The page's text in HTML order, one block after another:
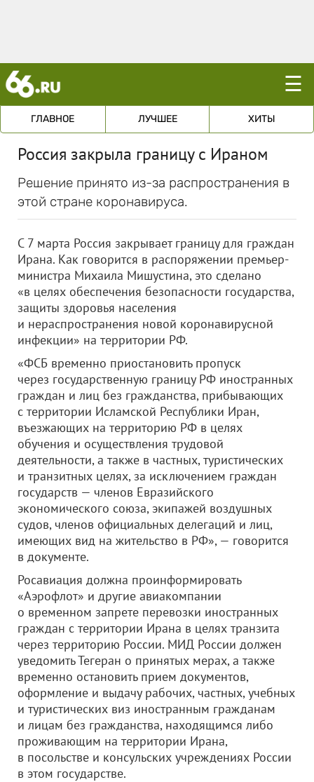
☰
ГЛАВНОЕ ЛУЧШЕЕ ХИТЫ
Россия закрыла границу с Ираном
Решение принято из-за распространения в
этой стране коронавируса.
С 7 марта Россия закрывает границу для граждан
Ирана. Как говорится в распоряжении премьер-
министра Михаила Мишустина, это сделано
«в целях обеспечения безопасности государства,
защиты здоровья населения
и нераспространения новой коронавирусной
инфекции» на территории РФ.
«ФСБ временно приостановить пропуск
через государственную границу РФ иностранных
граждан и лиц без гражданства, прибывающих
с территории Исламской Республики Иран,
въезжающих на территорию РФ в целях
обучения и осуществления трудовой
деятельности, а также в частных, туристических
и транзитных целях, за исключением граждан
государств — членов Евразийского
экономического союза, экипажей воздушных
судов, членов официальных делегаций и лиц,
имеющих вид на жительство в РФ», — говорится
в документе.
Росавиация должна проинформировать
«Аэрофлот» и другие авиакомпании
о временном запрете перевозки иностранных
граждан с территории Ирана в целях транзита
через территорию России. МИД России должен
уведомить Тегеран о принятых мерах, а также
временно остановить прием документов,
оформление и выдачу рабочих, частных, учебных
и туристических виз иностранным гражданам
и лицам без гражданства, находящимся либо
проживающим на территории Ирана,
в посольстве и консульских учреждениях России
в этом государстве.